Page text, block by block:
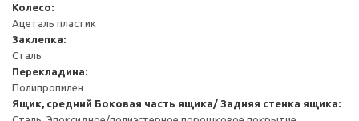
Колесо:
Ацеталь пластик
Заклепка:
Сталь
Перекладина:
Полипропилен
Ящик, средний Боковая часть ящика/ Задняя стенка ящика: